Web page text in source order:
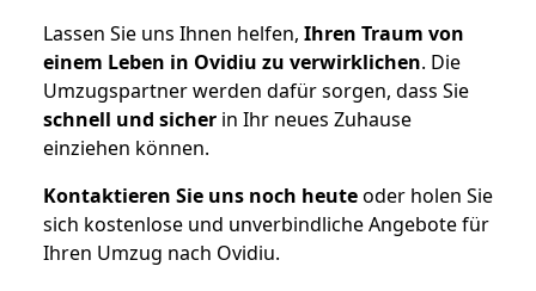
Lassen Sie uns Ihnen helfen, Ihren Traum von
einem Leben in Ovidiu zu verwirklichen. Die
Umzugspartner werden dafür sorgen, dass Sie
schnell und sicher in Ihr neues Zuhause
einziehen können.
Kontaktieren Sie uns noch heuteoder holen Sie
sich kostenlose und unverbindliche Angebote für
Ihren Umzug nach Ovidiu.